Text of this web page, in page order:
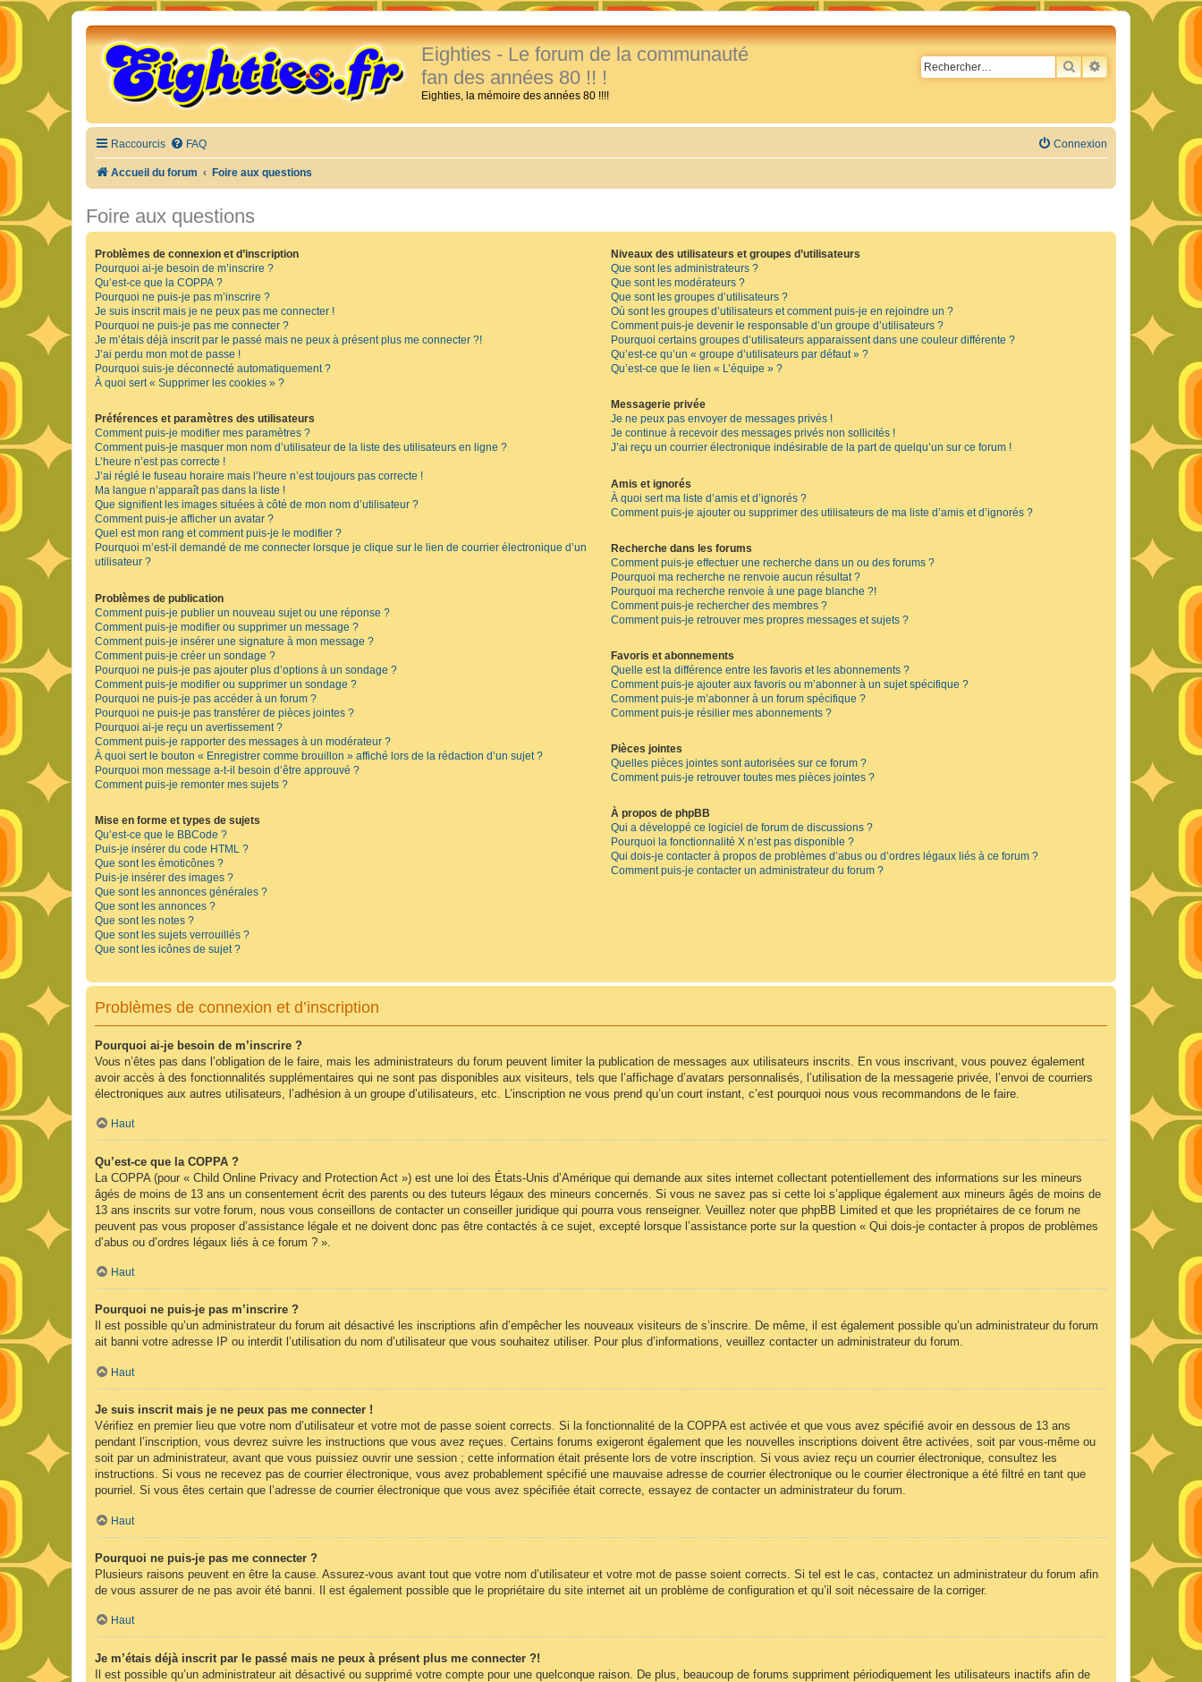
Eighties - Le forum de la communauté
fan des années 80 !! !
Eighties, la mémoire des années 80 !!!!
RECHERCHER
RECHERCHE
Raccourcis FAQ Connexion
Accueil du forum Foire aux questions
Foire aux questions
Problèmes de connexion et d’inscription
Pourquoi ai-je besoin de m’inscrire ?
Qu’est-ce que la COPPA ?
Pourquoi ne puis-je pas m’inscrire ?
Je suis inscrit mais je ne peux pas me connecter !
Pourquoi ne puis-je pas me connecter ?
Je m’étais déjà inscrit par le passé mais ne peux à présent plus me connecter ?!
J’ai perdu mon mot de passe !
Pourquoi suis-je déconnecté automatiquement ?
À quoi sert « Supprimer les cookies » ?
Préférences et paramètres des utilisateurs
Comment puis-je modifier mes paramètres ?
Comment puis-je masquer mon nom d’utilisateur de la liste des utilisateurs en ligne ?
L’heure n’est pas correcte !
J’ai réglé le fuseau horaire mais l’heure n’est toujours pas correcte !
Ma langue n’apparaît pas dans la liste !
Que signifient les images situées à côté de mon nom d’utilisateur ?
Comment puis-je afficher un avatar ?
Quel est mon rang et comment puis-je le modifier ?
Pourquoi m’est-il demandé de me connecter lorsque je clique sur le lien de courrier électronique d’un
utilisateur ?
Problèmes de publication
Comment puis-je publier un nouveau sujet ou une réponse ?
Comment puis-je modifier ou supprimer un message ?
Comment puis-je insérer une signature à mon message ?
Comment puis-je créer un sondage ?
Pourquoi ne puis-je pas ajouter plus d’options à un sondage ?
Comment puis-je modifier ou supprimer un sondage ?
Pourquoi ne puis-je pas accéder à un forum ?
Pourquoi ne puis-je pas transférer de pièces jointes ?
Pourquoi ai-je reçu un avertissement ?
Comment puis-je rapporter des messages à un modérateur ?
À quoi sert le bouton « Enregistrer comme brouillon » affiché lors de la rédaction d’un sujet ?
Pourquoi mon message a-t-il besoin d’être approuvé ?
Comment puis-je remonter mes sujets ?
Mise en forme et types de sujets
Qu’est-ce que le BBCode ?
Puis-je insérer du code HTML ?
Que sont les émoticônes ?
Puis-je insérer des images ?
Que sont les annonces générales ?
Que sont les annonces ?
Que sont les notes ?
Que sont les sujets verrouillés ?
Que sont les icônes de sujet ?
Niveaux des utilisateurs et groupes d’utilisateurs
Que sont les administrateurs ?
Que sont les modérateurs ?
Que sont les groupes d’utilisateurs ?
Où sont les groupes d’utilisateurs et comment puis-je en rejoindre un ?
Comment puis-je devenir le responsable d’un groupe d’utilisateurs ?
Pourquoi certains groupes d’utilisateurs apparaissent dans une couleur différente ?
Qu’est-ce qu’un « groupe d’utilisateurs par défaut » ?
Qu’est-ce que le lien « L’équipe » ?
Messagerie privée
Je ne peux pas envoyer de messages privés !
Je continue à recevoir des messages privés non sollicités !
J’ai reçu un courrier électronique indésirable de la part de quelqu’un sur ce forum !
Amis et ignorés
À quoi sert ma liste d’amis et d’ignorés ?
Comment puis-je ajouter ou supprimer des utilisateurs de ma liste d’amis et d’ignorés ?
Recherche dans les forums
Comment puis-je effectuer une recherche dans un ou des forums ?
Pourquoi ma recherche ne renvoie aucun résultat ?
Pourquoi ma recherche renvoie à une page blanche ?!
Comment puis-je rechercher des membres ?
Comment puis-je retrouver mes propres messages et sujets ?
Favoris et abonnements
Quelle est la différence entre les favoris et les abonnements ?
Comment puis-je ajouter aux favoris ou m’abonner à un sujet spécifique ?
Comment puis-je m’abonner à un forum spécifique ?
Comment puis-je résilier mes abonnements ?
Pièces jointes
Quelles pièces jointes sont autorisées sur ce forum ?
Comment puis-je retrouver toutes mes pièces jointes ?
À propos de phpBB
Qui a développé ce logiciel de forum de discussions ?
Pourquoi la fonctionnalité X n’est pas disponible ?
Qui dois-je contacter à propos de problèmes d’abus ou d’ordres légaux liés à ce forum ?
Comment puis-je contacter un administrateur du forum ?
Problèmes de connexion et d’inscription
Pourquoi ai-je besoin de m’inscrire ?
Vous n’êtes pas dans l’obligation de le faire, mais les administrateurs du forum peuvent limiter la publication de messages aux utilisateurs inscrits. En vous inscrivant, vous pouvez également
avoir accès à des fonctionnalités supplémentaires qui ne sont pas disponibles aux visiteurs, tels que l’affichage d’avatars personnalisés, l’utilisation de la messagerie privée, l’envoi de courriers
électroniques aux autres utilisateurs, l’adhésion à un groupe d’utilisateurs, etc. L’inscription ne vous prend qu’un court instant, c’est pourquoi nous vous recommandons de le faire.
Haut
Qu’est-ce que la COPPA ?
La COPPA (pour « Child Online Privacy and Protection Act ») est une loi des États-Unis d’Amérique qui demande aux sites internet collectant potentiellement des informations sur les mineurs
âgés de moins de 13 ans un consentement écrit des parents ou des tuteurs légaux des mineurs concernés. Si vous ne savez pas si cette loi s’applique également aux mineurs âgés de moins de
13 ans inscrits sur votre forum, nous vous conseillons de contacter un conseiller juridique qui pourra vous renseigner. Veuillez noter que phpBB Limited et que les propriétaires de ce forum ne
peuvent pas vous proposer d’assistance légale et ne doivent donc pas être contactés à ce sujet, excepté lorsque l’assistance porte sur la question « Qui dois-je contacter à propos de problèmes
d’abus ou d’ordres légaux liés à ce forum ? ».
Haut
Pourquoi ne puis-je pas m’inscrire ?
Il est possible qu’un administrateur du forum ait désactivé les inscriptions afin d’empêcher les nouveaux visiteurs de s’inscrire. De même, il est également possible qu’un administrateur du forum
ait banni votre adresse IP ou interdit l’utilisation du nom d’utilisateur que vous souhaitez utiliser. Pour plus d’informations, veuillez contacter un administrateur du forum.
Haut
Je suis inscrit mais je ne peux pas me connecter !
Vérifiez en premier lieu que votre nom d’utilisateur et votre mot de passe soient corrects. Si la fonctionnalité de la COPPA est activée et que vous avez spécifié avoir en dessous de 13 ans
pendant l’inscription, vous devrez suivre les instructions que vous avez reçues. Certains forums exigeront également que les nouvelles inscriptions doivent être activées, soit par vous-même ou
soit par un administrateur, avant que vous puissiez ouvrir une session ; cette information était présente lors de votre inscription. Si vous aviez reçu un courrier électronique, consultez les
instructions. Si vous ne recevez pas de courrier électronique, vous avez probablement spécifié une mauvaise adresse de courrier électronique ou le courrier électronique a été filtré en tant que
pourriel. Si vous êtes certain que l’adresse de courrier électronique que vous avez spécifiée était correcte, essayez de contacter un administrateur du forum.
Haut
Pourquoi ne puis-je pas me connecter ?
Plusieurs raisons peuvent en être la cause. Assurez-vous avant tout que votre nom d’utilisateur et votre mot de passe soient corrects. Si tel est le cas, contactez un administrateur du forum afin
de vous assurer de ne pas avoir été banni. Il est également possible que le propriétaire du site internet ait un problème de configuration et qu’il soit nécessaire de la corriger.
Haut
Je m’étais déjà inscrit par le passé mais ne peux à présent plus me connecter ?!
Il est possible qu’un administrateur ait désactivé ou supprimé votre compte pour une quelconque raison. De plus, beaucoup de forums suppriment périodiquement les utilisateurs inactifs afin de